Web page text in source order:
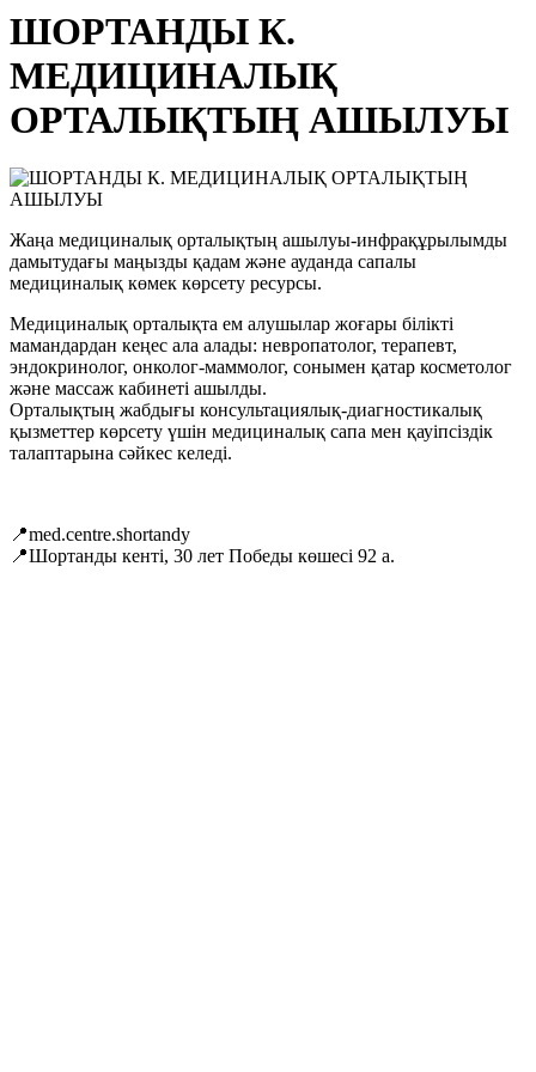
ШОРТАНДЫ К.
МЕДИЦИНАЛЫҚ
ОРТАЛЫҚТЫҢ АШЫЛУЫ
Жаңа медициналық орталықтың ашылуы-инфрақұрылымды
дамытудағы маңызды қадам және ауданда сапалы
медициналық көмек көрсету ресурсы.
Медициналық орталықта ем алушылар жоғары білікті
мамандардан кеңес ала алады: невропатолог, терапевт,
эндокринолог, онколог-маммолог, сонымен қатар косметолог
және массаж кабинеті ашылды.
Орталықтың жабдығы консультациялық-диагностикалық
қызметтер көрсету үшін медициналық сапа мен қауіпсіздік
талаптарына сәйкес келеді.
📍med.centre.shortandy
📍Шортанды кенті, 30 лет Победы көшесі 92 а.